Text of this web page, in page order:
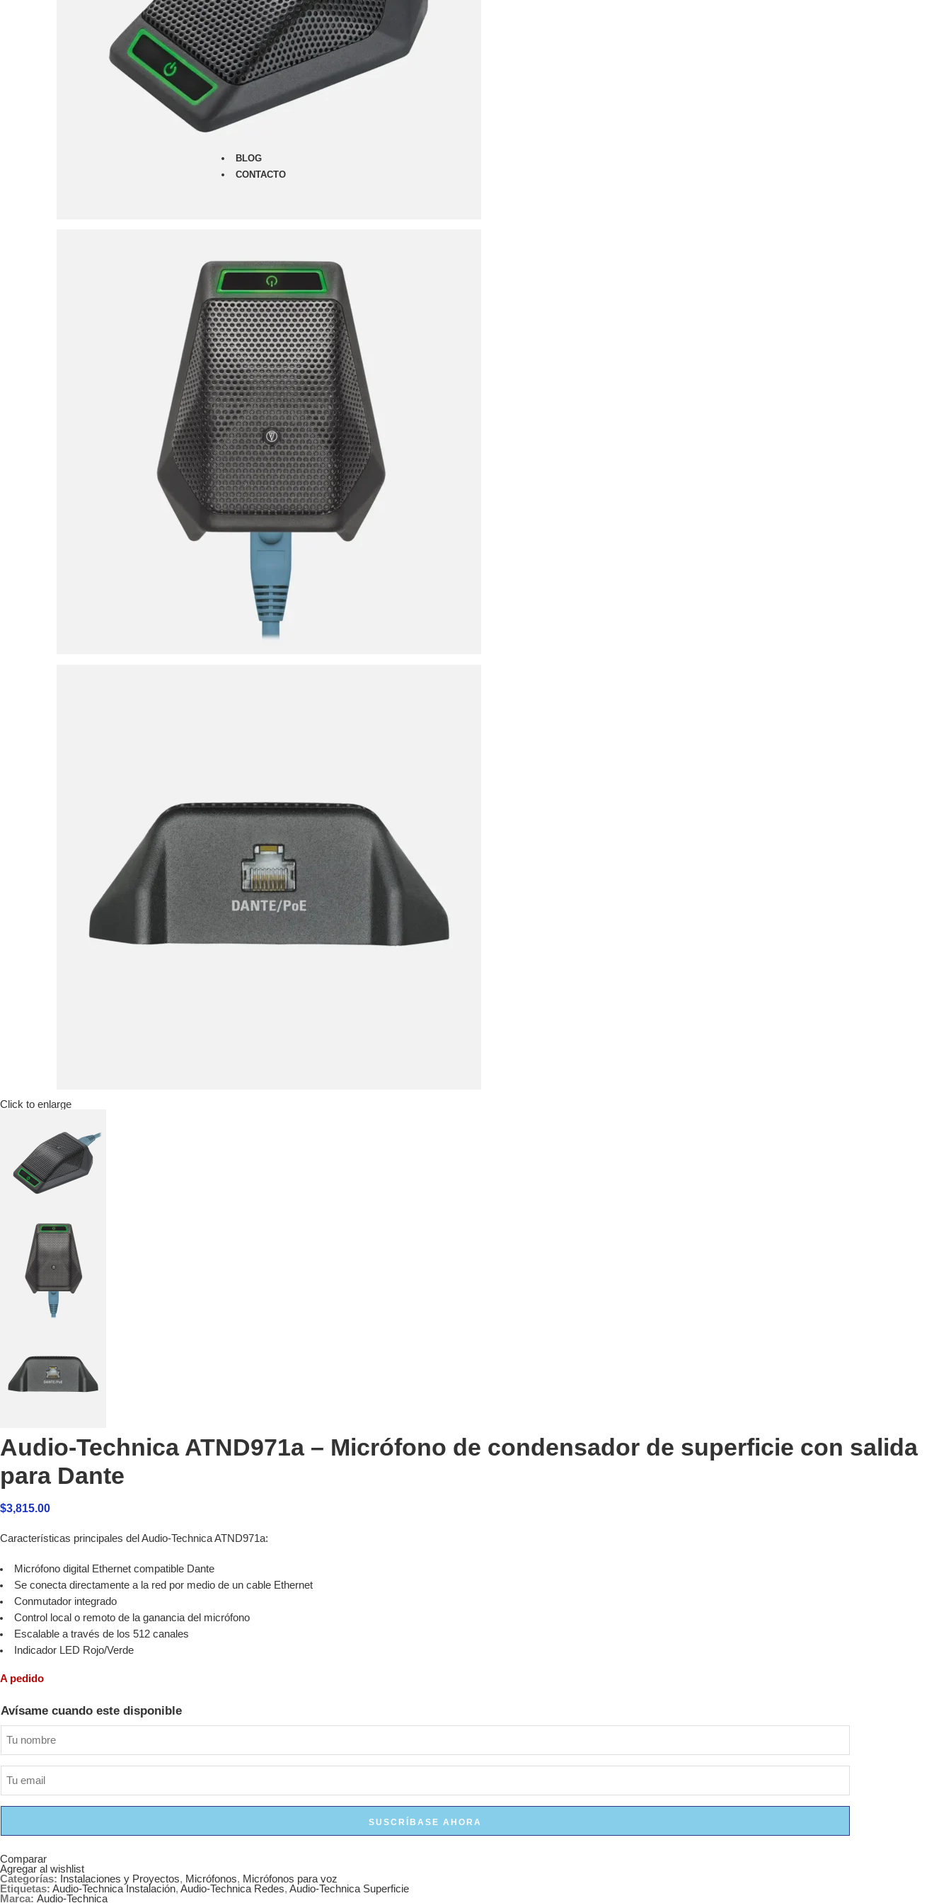
Monitores
Audífonos
Micrófonos
Amplificadores
Furman
Classic Series
Merit Series
BLOG
CONTACTO
Click to enlarge
Audio-Technica ATND971a – Micrófono de condensador de superficie con salida
para Dante
$3,815.00
Características principales del Audio-Technica ATND971a:
Micrófono digital Ethernet compatible Dante
Se conecta directamente a la red por medio de un cable Ethernet
Conmutador integrado
Control local o remoto de la ganancia del micrófono
Escalable a través de los 512 canales
Indicador LED Rojo/Verde
A pedido
Avísame cuando este disponible
SUSCRÍBASE AHORA
Comparar
Agregar al wishlist
Categorías:
Instalaciones y Proyectos, Micrófonos, Micrófonos para voz
Etiquetas: Audio-Technica Instalación, Audio-Technica Redes, Audio-Technica Superficie
Marca: Audio-Technica